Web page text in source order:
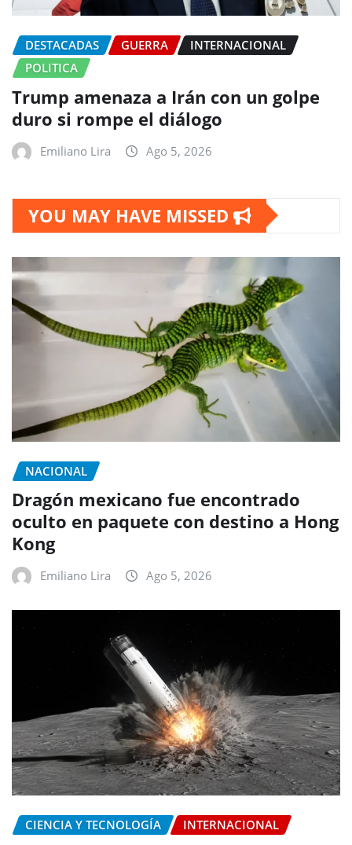
DESTACADAS GUERRA
INTERNACIONAL
POLITICA
Trump amenaza a Irán con un golpe
duro si rompe el diálogo
Emiliano Lira Ago 5, 2026
YOU MAY HAVE MISSED
NACIONAL
Dragón mexicano fue encontrado
oculto en paquete con destino a Hong
Kong
Emiliano Lira Ago 5, 2026
CIENCIA Y TECNOLOGÍA INTERNACIONAL